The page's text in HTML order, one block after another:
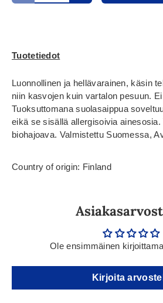
Tuotetiedot
Luonnollinen ja hellävarainen, käsin
niin kasvojen kuin vartalon pesuun.
Tuoksuttomana suolasaippua
eikä se sisällä allergisoivia ainesosia.
biohajoava. Valmistettu Suomessa,
Country of origin: Finland
Ole ensimmäinen
Kirjoita